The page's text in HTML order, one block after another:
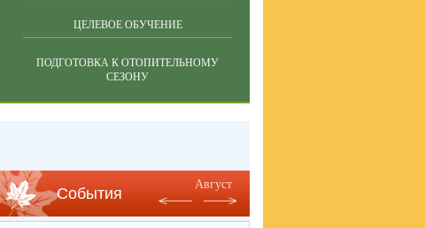
ЦЕЛЕВОЕ ОБУЧЕНИЕ
ПОДГОТОВКА К ОТОПИТЕЛЬНОМУ
СЕЗОНУ
События
Август